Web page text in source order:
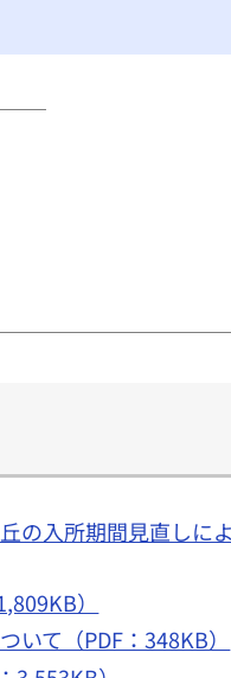
の入所期間見直しに
）
て（PDF：348KB）